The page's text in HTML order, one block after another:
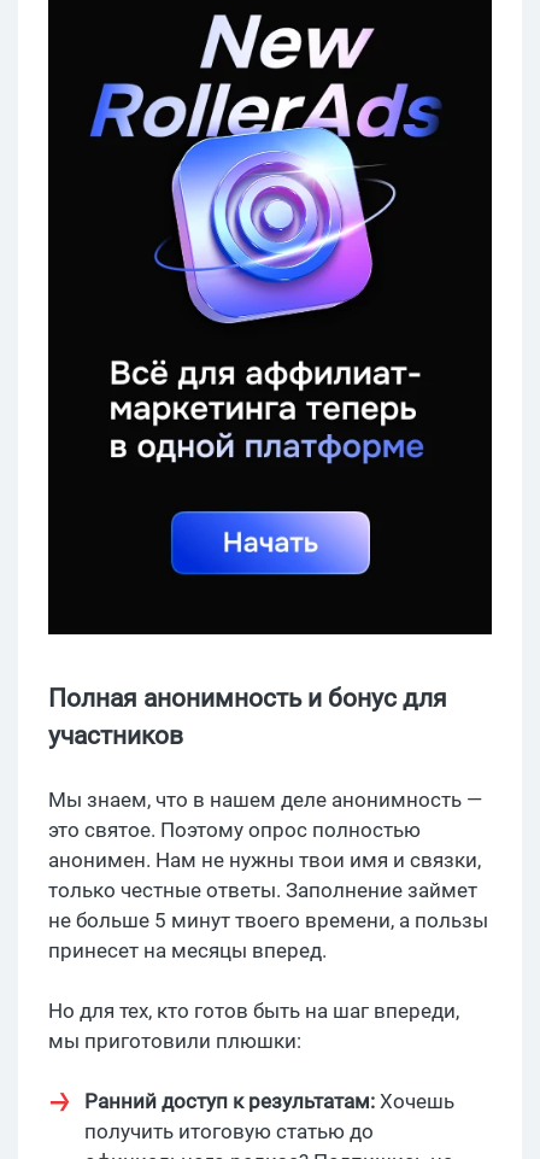
Полная анонимность и бонус для
участников
Мы знаем, что в нашем деле анонимность —
это святое. Поэтому опрос полностью
анонимен. Нам не нужны твои имя и связки,
только честные ответы. Заполнение займет
не больше 5 минут твоего времени, а пользы
принесет на месяцы вперед.
Но для тех, кто готов быть на шаг впереди,
мы приготовили плюшки:
Ранний доступ к результатам: Хочешь
получить итоговую статью до